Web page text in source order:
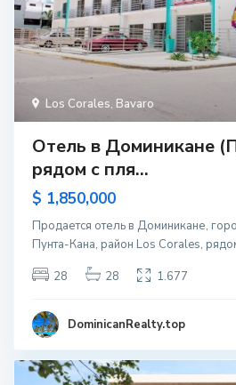
Los Corales, Bavaro
Отель в Доминикане
рядом с пля...
$ 1,850,000
Продается отель в Доминикане,
Пунта-Кана, район Los Corales,
28
28 1.677
DominicanRealty.top